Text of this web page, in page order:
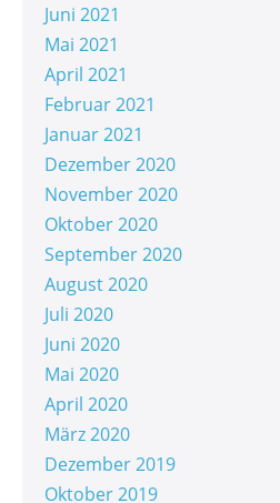
Juni 2021
Mai 2021
April 2021
Februar 2021
Januar 2021
Dezember 2020
November 2020
Oktober 2020
September 2020
August 2020
Juli 2020
Juni 2020
Mai 2020
April 2020
März 2020
Dezember 2019
Oktober 2019